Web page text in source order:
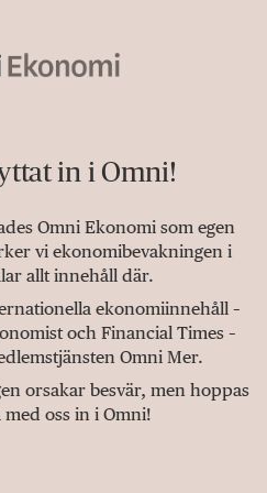
in i Omni!
Omni Ekonomi som egen
vi ekonomibevakningen i
allt innehåll där.
ekonomiinnehåll –
och Financial Times –
Omni Mer.
orsakar besvär, men hoppas
oss in i Omni!